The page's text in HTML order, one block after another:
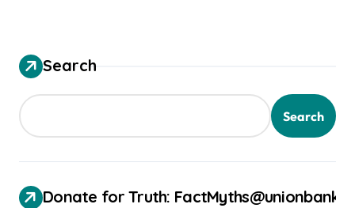
Search
Search
Donate for Truth: FactMyths@unionbank